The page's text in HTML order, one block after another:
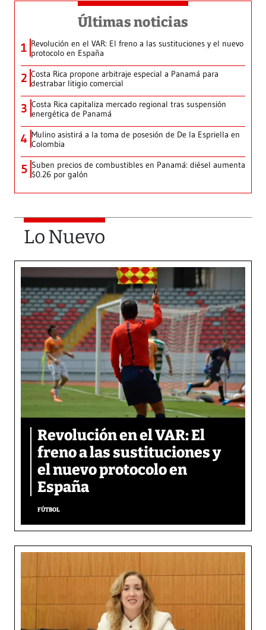
Últimas noticias
1 Revolución en el VAR: El freno a las sustituciones y el nuevo
protocolo en España
2 Costa Rica propone arbitraje especial a Panamá para
destrabar litigio comercial
3 Costa Rica capitaliza mercado regional tras suspensión
energética de Panamá
4 Mulino asistirá a la toma de posesión de De la Espriella en
Colombia
5 Suben precios de combustibles en Panamá: diésel aumenta
$0.26 por galón
Lo Nuevo
Revolución en el VAR: El
freno a las sustituciones y
el nuevo protocolo en
España
FÚTBOL